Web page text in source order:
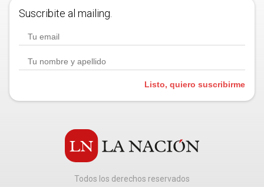
Suscribite al mailing.
Listo, quiero suscribirme
Todos los derechos reservados